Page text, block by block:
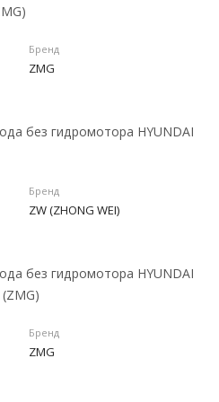
Бренд
ZMG
без гидромотора HYUNDAI
Бренд
ZW (ZHONG WEI)
без гидромотора HYUNDAI
Бренд
ZMG